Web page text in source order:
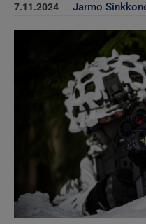
7.11.2024 Jarmo